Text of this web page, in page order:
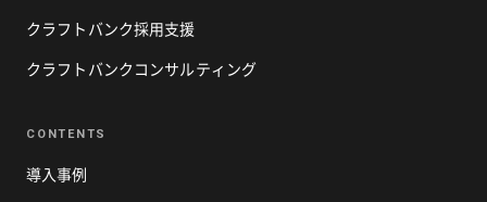
クラフトバンク採用支援
クラフトバンクコンサルティング
CONTENTS
導入事例